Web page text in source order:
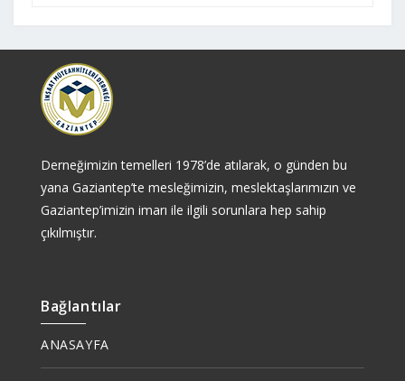
Derneğimizin temelleri 1978’de atılarak, o günden bu
yana Gaziantep’te mesleğimizin, meslektaşlarımızın ve
Gaziantep’imizin imarı ile ilgili sorunlara hep sahip
çıkılmıştır.
Bağlantılar
ANASAYFA